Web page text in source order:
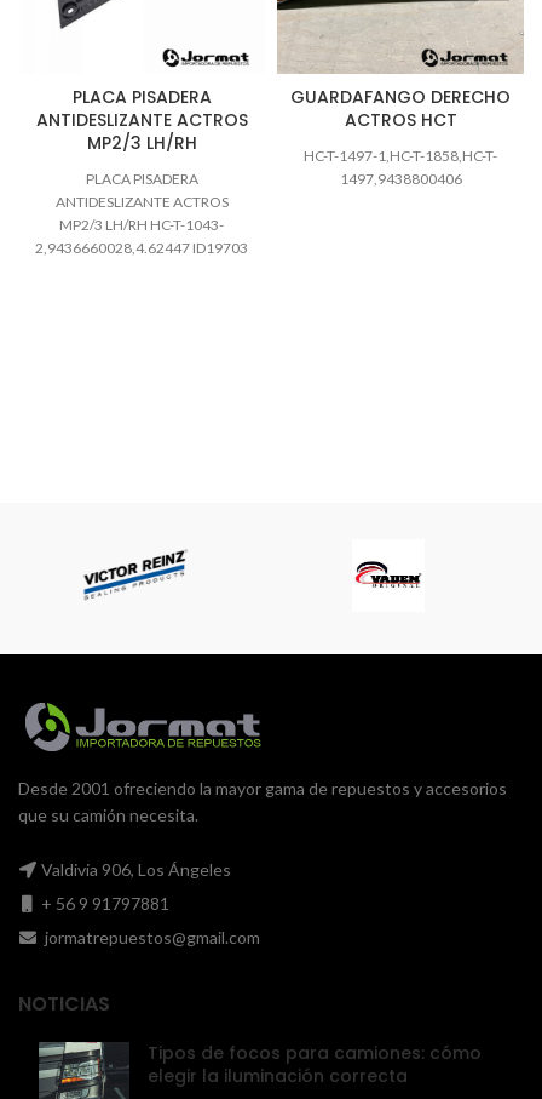
PLACA PISADERA
ANTIDESLIZANTE ACTROS
MP2/3 LH/RH
PLACA PISADERA
ANTIDESLIZANTE ACTROS
MP2/3 LH/RH HC-T-1043-
2,9436660028,4.62447 ID19703
GUARDAFANGO DERECHO
ACTROS HCT
HC-T-1497-1,HC-T-1858,HC-T-
1497,9438800406
Desde 2001 ofreciendo la mayor gama de repuestos y accesorios
que su camión necesita.
Valdivia 906, Los Ángeles
+ 56 9 91797881
jormatrepuestos@gmail.com
NOTICIAS
Tipos de focos para camiones: cómo
elegir la iluminación correcta